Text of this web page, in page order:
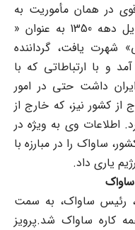
در همان مأموریت به
استخدام موساد درآمد. او که در اوایل دهه 1350 به عنوان «
شهرت یافت، گرداننده
و با ارتباطاتی که با
داشت حتی در امور
از کشور نیز، که خارج از
اطلاعات وی به ویژه در
ساواک را در مبارزه با
یاری داد.
نصیری، رئیس ساواک، به سمت
کاره ساواک شد.پرویز